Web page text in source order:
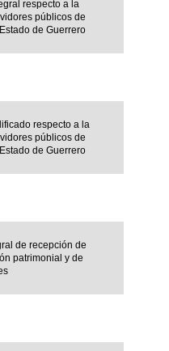
respecto a la
públicos de
de Guerrero
respecto a la
públicos de
de Guerrero
de recepción de
patrimonial y de